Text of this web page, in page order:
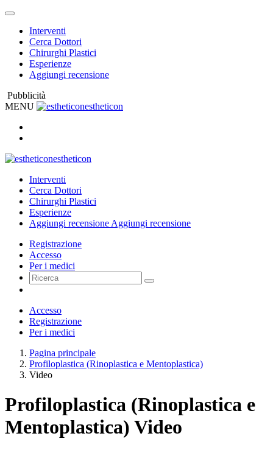
Interventi
Cerca Dottori
Chirurghi Plastici
Esperienze
Aggiungi recensione
Pubblicità
MENU
estheticon
estheticon
Interventi
Cerca Dottori
Chirurghi Plastici
Esperienze
Aggiungi recensione Aggiungi recensione
Registrazione
Accesso
Per i medici
Accesso
Registrazione
Per i medici
Pagina principale
Profiloplastica (Rinoplastica e Mentoplastica)
Video
Profiloplastica (Rinoplastica e
Mentoplastica) Video